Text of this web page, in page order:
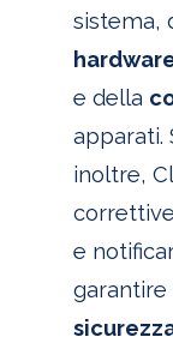
sistema,
e della
apparati.
inoltre,
e
garantire